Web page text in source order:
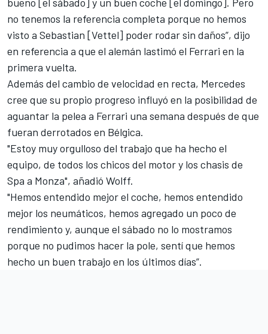
no tenemos la referencia completa porque no hemos
visto a Sebastian [Vettel] poder rodar sin daños”, dijo
en referencia a que el alemán lastimó el Ferrari en la
primera vuelta.
Además del cambio de velocidad en recta, Mercedes
cree que su propio progreso influyó en la posibilidad de
aguantar la pelea a Ferrari una semana después de que
fueran derrotados en Bélgica.
"Estoy muy orgulloso del trabajo que ha hecho el
equipo, de todos los chicos del motor y los chasis de
Spa a Monza", añadió Wolff.
"Hemos entendido mejor el coche, hemos entendido
mejor los neumáticos, hemos agregado un poco de
rendimiento y, aunque el sábado no lo mostramos
porque no pudimos hacer la pole, sentí que hemos
hecho un buen trabajo en los últimos días”.